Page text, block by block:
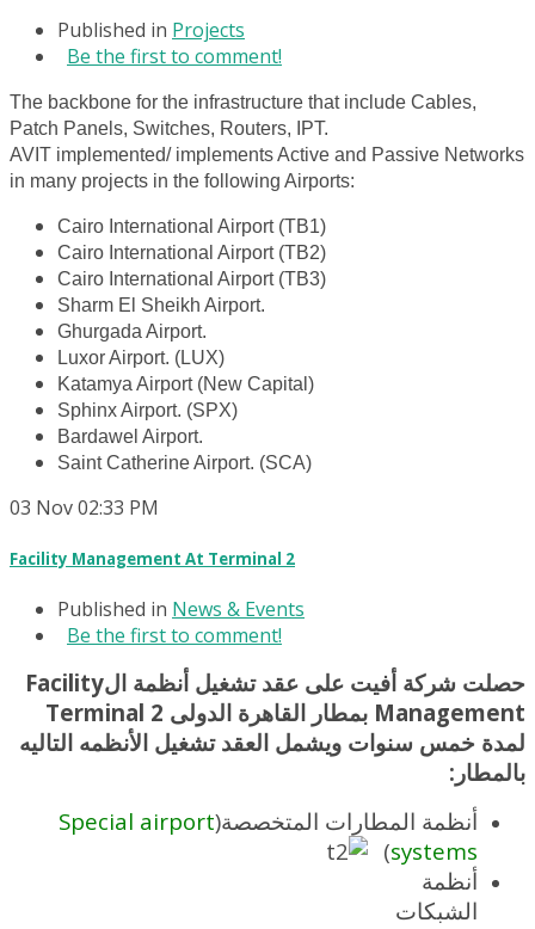
Published in Projects
Be the first to comment!
The backbone for the infrastructure that include Cables,
Patch Panels, Switches, Routers, IPT.
AVIT implemented/ implements Active and Passive Networks
in many projects in the following Airports:
Cairo International Airport (TB1)
Cairo International Airport (TB2)
Cairo International Airport (TB3)
Sharm El Sheikh Airport.
Ghurgada Airport.
Luxor Airport. (LUX)
Katamya Airport (New Capital)
Sphinx Airport. (SPX)
Bardawel Airport.
Saint Catherine Airport. (SCA)
03 Nov02:33 PM
Facility Management At Terminal 2
Published in News & Events
Be the first to comment!
حصلت شركة أفيت على عقد تشغيل أنظمة الFacility
لمدة خمس سنوات ويشمل العقد تشغيل الأنظمه التاليه
بالمطار:
أنظمة المطارات المتخصصة(Special airport
systems
)
أنظمة
الشبكات